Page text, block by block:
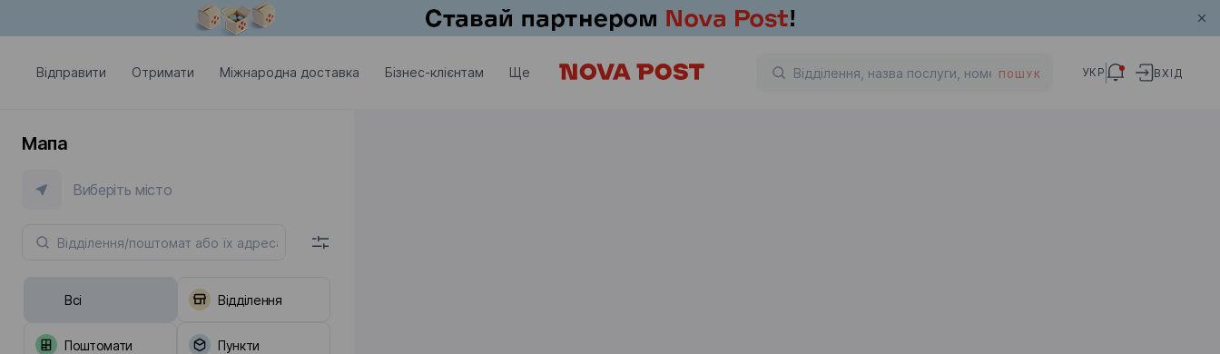
Відправити Отримати Міжнародна доставка Бізнес-клієнтам Ще ПОШУК УКР ВХІД
Мапа
Виберіть місто
Всі Відділення
Поштомати Пункти